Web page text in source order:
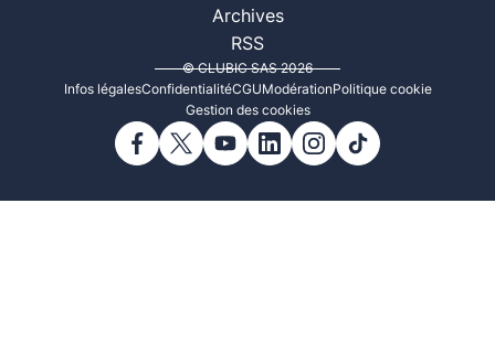
Archives
RSS
© CLUBIC SAS 2026
Infos légalesConfidentialitéCGUModérationPolitique cookie
Gestion des cookies